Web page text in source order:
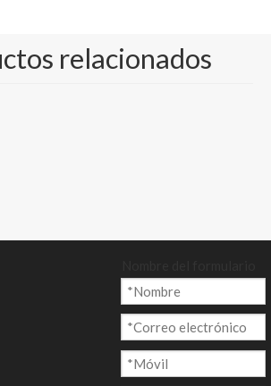
Nevia Digital Art Paper -
relacionados